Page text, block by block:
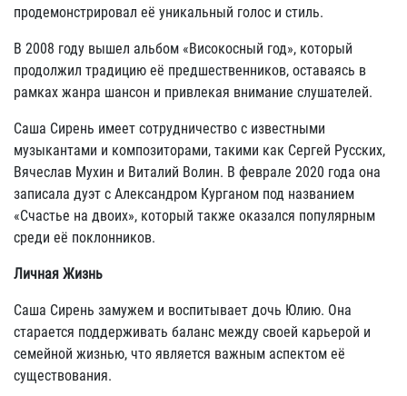
продемонстрировал её уникальный голос и стиль.
В 2008 году вышел альбом «Високосный год», который
продолжил традицию её предшественников, оставаясь в
рамках жанра шансон и привлекая внимание слушателей.
Саша Сирень имеет сотрудничество с известными
музыкантами и композиторами, такими как Сергей Русских,
Вячеслав Мухин и Виталий Волин. В феврале 2020 года она
записала дуэт с Александром Курганом под названием
«Счастье на двоих», который также оказался популярным
среди её поклонников.
Личная Жизнь
Саша Сирень замужем и воспитывает дочь Юлию. Она
старается поддерживать баланс между своей карьерой и
семейной жизнью, что является важным аспектом её
существования.